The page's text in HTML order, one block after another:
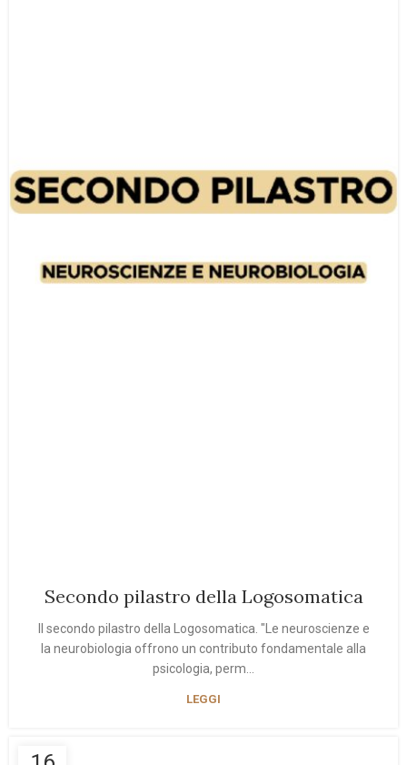
Secondo pilastro della Logosomatica
Il secondo pilastro della Logosomatica. "Le neuroscienze e
la neurobiologia offrono un contributo fondamentale alla
psicologia, perm...
LEGGI